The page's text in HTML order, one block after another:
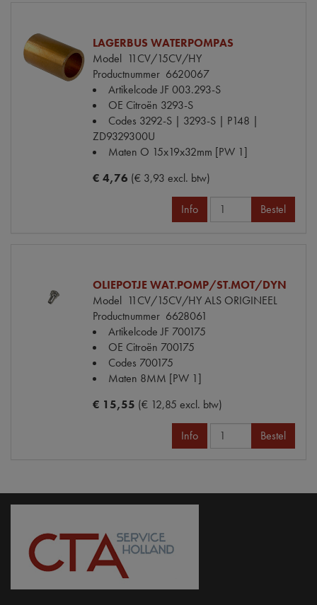
LAGERBUS WATERPOMPAS
Model 11CV/15CV/HY
Productnummer 6620067
Artikelcode JF003.293-S
OE Citroën 3293-S
Codes 3292-S | 3293-S | P148 |
ZD9329300U
Maten O 15x19x32mm [PW 1]
€ 4,76 (€ 3,93 excl. btw)
Info Bestel
OLIEPOTJE WAT.POMP/ST.MOT/DYN
Model 11CV/15CV/HY ALS ORIGINEEL
Productnummer 6628061
Artikelcode JF 700175
OE Citroën 700175
Codes 700175
Maten 8MM [PW 1]
€ 15,55 (€ 12,85 excl. btw)
Info Bestel